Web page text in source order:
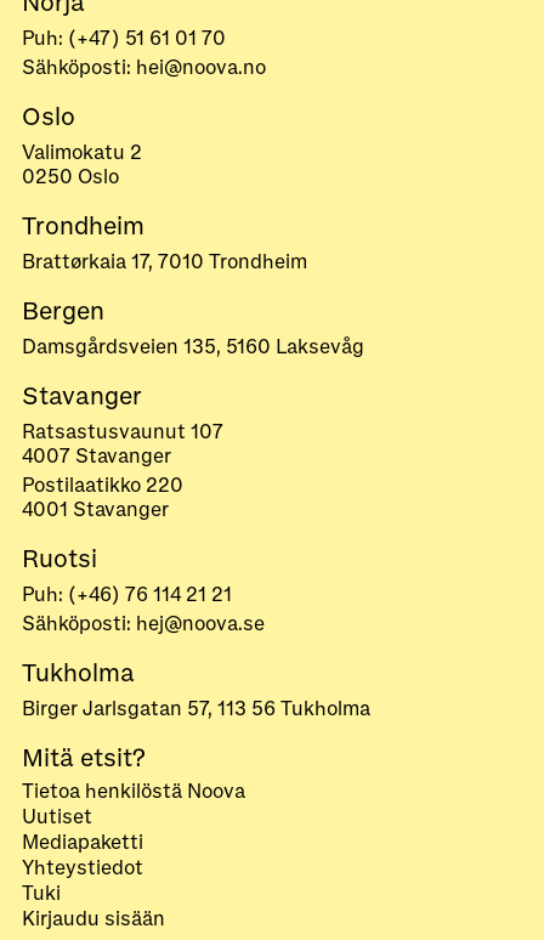
Puh: (+47) 51 61 01 70
Sähköposti: hei@noova.no
Oslo
Valimokatu 2
0250 Oslo
Trondheim
Brattørkaia 17, 7010 Trondheim
Bergen
Damsgårdsveien 135, 5160 Laksevåg
Stavanger
Ratsastusvaunut 107
4007 Stavanger
Postilaatikko 220
4001 Stavanger
Ruotsi
Puh: (+46) 76 114 21 21
Sähköposti: hej@noova.se
Tukholma
Birger Jarlsgatan 57, 113 56 Tukholma
Mitä etsit?
Tietoa henkilöstä Noova
Uutiset
Mediapaketti
Yhteystiedot
Tuki
Kirjaudu sisään